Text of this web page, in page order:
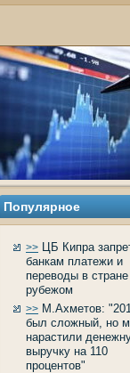
Популярное
>> ЦБ Кипра
банкам платежи и
переводы в
рубежом
>> М.Ахметов:
был сложный, но
нарастили
выручку на 110
процентов"